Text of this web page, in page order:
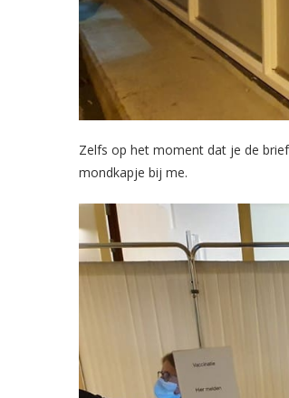
Zelfs op het moment dat je de
mondkapje bij me.